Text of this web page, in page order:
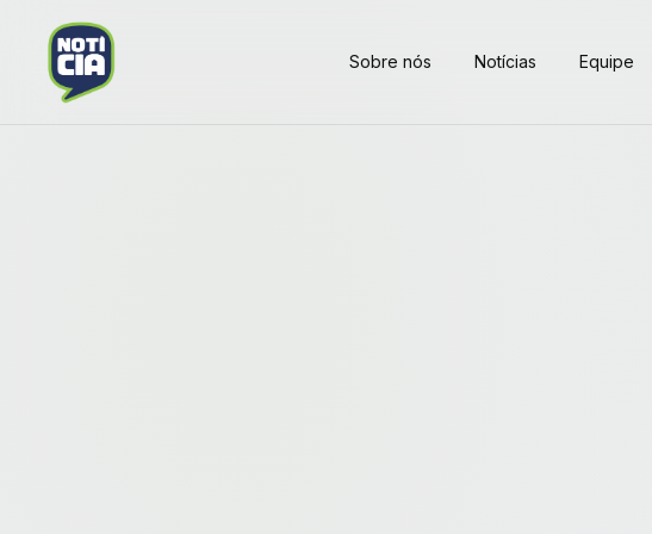
Sobre nós Notícias Equipe